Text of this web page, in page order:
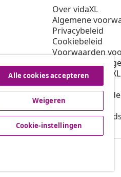
Over vidaXL
Algemene
Privacybeleid
Cookiebeleid
Voorwaarden
Cookie-
Werken bij vidaXL
Veiligheid
EU
Beleid voor EPR
Alle cookies accepteren
Weigeren
Cookie-instellingen